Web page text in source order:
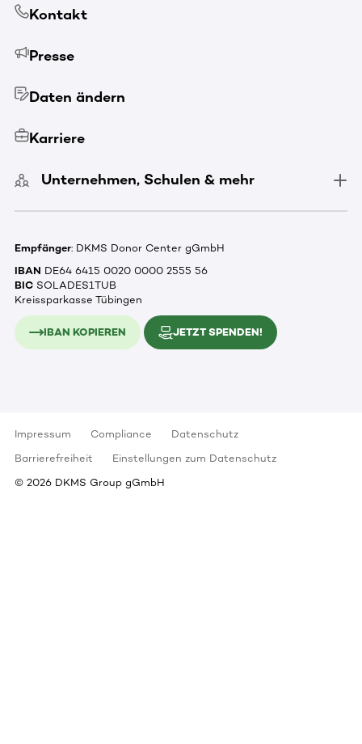
Kontakt
Presse
Daten ändern
Karriere
Unternehmen, Schulen & mehr
Empfänger: DKMS Donor Center gGmbH
IBAN DE64 6415 0020 0000 2555 56
BIC SOLADES1TUB
Kreissparkasse Tübingen
IBAN KOPIEREN JETZT SPENDEN!
Impressum Compliance
Datenschutz
Barrierefreiheit
Einstellungen zum Datenschutz
© 2026 DKMS Group gGmbH